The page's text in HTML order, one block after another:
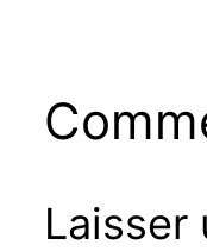
Laisser